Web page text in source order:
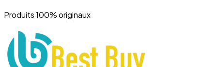
Produits 100% originaux